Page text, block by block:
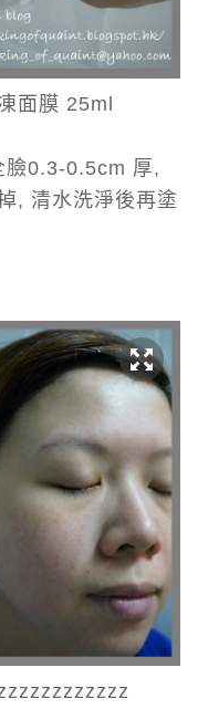
面膜 25ml
臉0.3-0.5cm 厚,
, 清水洗淨後再塗